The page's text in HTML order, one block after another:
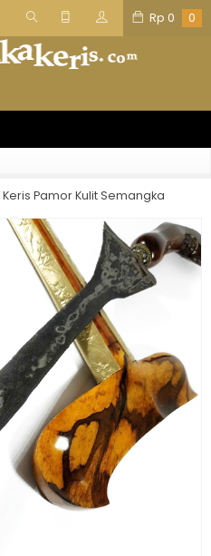
Rp 0 0
Keris Pamor Kulit Semangka